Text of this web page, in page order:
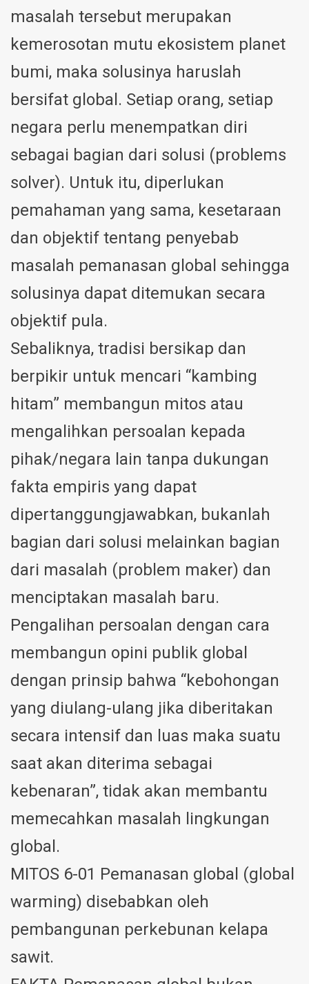
masalah tersebut merupakan
kemerosotan mutu ekosistem planet
bumi, maka solusinya haruslah
bersifat global. Setiap orang, setiap
negara perlu menempatkan diri
sebagai bagian dari solusi (problems
solver). Untuk itu, diperlukan
pemahaman yang sama, kesetaraan
dan objektif tentang penyebab
masalah pemanasan global sehingga
solusinya dapat ditemukan secara
objektif pula.
Sebaliknya, tradisi bersikap dan
berpikir untuk mencari “kambing
hitam” membangun mitos atau
mengalihkan persoalan kepada
pihak/negara lain tanpa dukungan
fakta empiris yang dapat
dipertanggungjawabkan, bukanlah
bagian dari solusi melainkan bagian
dari masalah (problem maker) dan
menciptakan masalah baru.
Pengalihan persoalan dengan cara
membangun opini publik global
dengan prinsip bahwa “kebohongan
yang diulang-ulang jika diberitakan
secara intensif dan luas maka suatu
saat akan diterima sebagai
kebenaran”, tidak akan membantu
memecahkan masalah lingkungan
global.
MITOS 6-01 Pemanasan global (global
warming) disebabkan oleh
pembangunan perkebunan kelapa
sawit.